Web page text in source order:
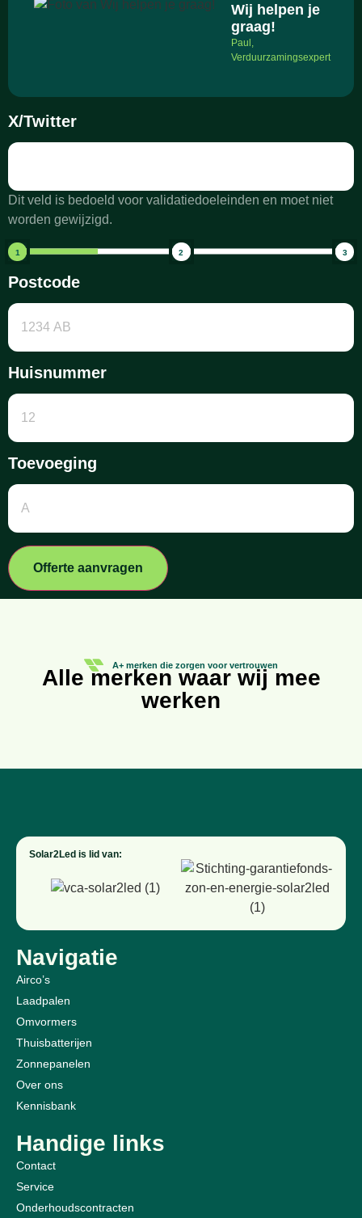
Wij helpen je
graag!
Paul,
Verduurzamingsexpert
X/Twitter
Dit veld is bedoeld voor validatiedoeleinden en moet niet
worden gewijzigd.
1 2 3
Postcode
Huisnummer
Toevoeging
Offerte aanvragen
A+ merken die zorgen voor vertrouwen
Alle merken waar wij mee
werken
Handige links
Contact
Service
Onderhoudscontracten
Navigatie
Airco’s
Laadpalen
Omvormers
Thuisbatterijen
Zonnepanelen
Over ons
Kennisbank
Solar2Led is lid van: